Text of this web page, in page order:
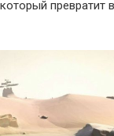
превратит